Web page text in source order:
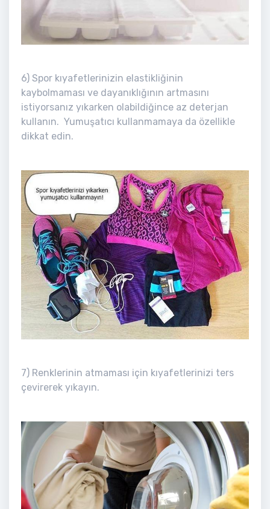
6) Spor kıyafetlerinizin elastikliğinin
kaybolmaması ve dayanıklığının artmasını
istiyorsanız yıkarken olabildiğince az deterjan
kullanın. Yumuşatıcı kullanmamaya da özellikle
dikkat edin.
7) Renklerinin atmaması için kıyafetlerinizi ters
çevirerek yıkayın.